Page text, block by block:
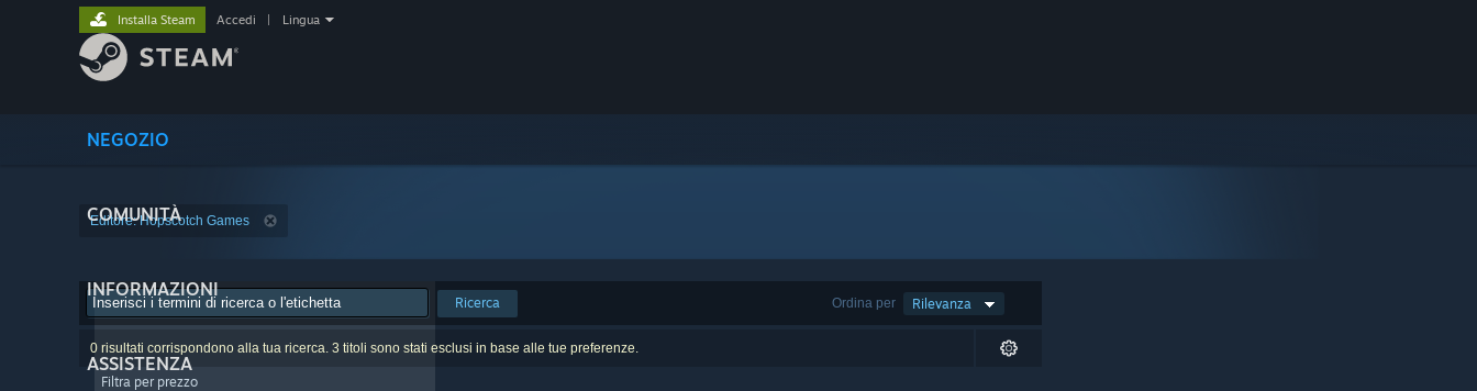
NEGOZIO
COMUNITÀ
INFORMAZIONI
ASSISTENZA
Installa Steam Accedi Lingua
Editore: Hopscotch Games
Ordina per Rilevanza
Ricerca
0 risultati corrispondono alla tua ricerca. 3 titoli sono stati esclusi in base alle tue preferenze.
Filtra per prezzo